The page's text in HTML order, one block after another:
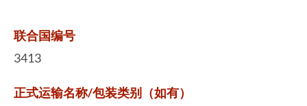
联合国编号
3413
正式运输名称/包装类别（如有）